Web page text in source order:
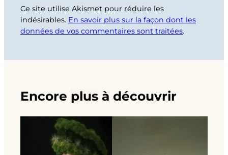
Ce site utilise Akismet pour réduire les
indésirables. En savoir plus sur la façon dont les
données de vos commentaires sont traitées.
Encore plus à découvrir